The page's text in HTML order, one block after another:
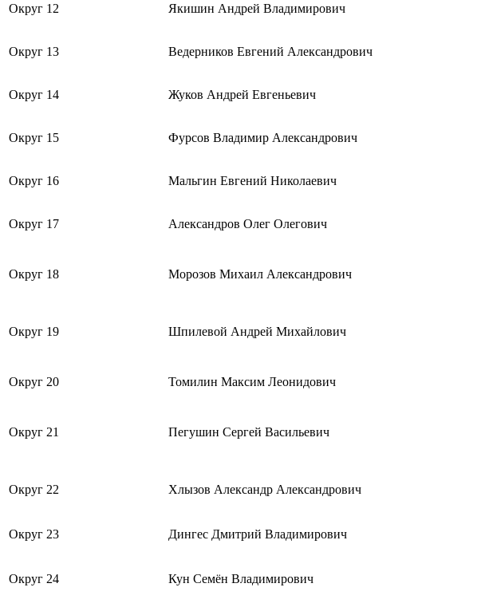
Округ 12 Якишин Андрей Владимирович
Округ 13 Ведерников Евгений Александрович
Округ 14 Жуков Андрей Евгеньевич
Округ 15 Фурсов Владимир Александрович
Округ 16 Мальгин Евгений Николаевич
Округ 17 Александров Олег Олегович
Округ 18 Морозов Михаил Александрович
Округ 19 Шпилевой Андрей Михайлович
Округ 20 Томилин Максим Леонидович
Округ 21 Пегушин Сергей Васильевич
Округ 22 Хлызов Александр Александрович
Округ 23 Дингес Дмитрий Владимирович
Округ 24 Кун Семён Владимирович